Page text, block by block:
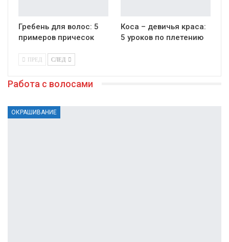
Гребень для волос: 5
примеров причесок
Коса – девичья краса:
5 уроков по плетению
ПРЕД СЛЕД
Работа с волосами
ОКРАШИВАНИЕ